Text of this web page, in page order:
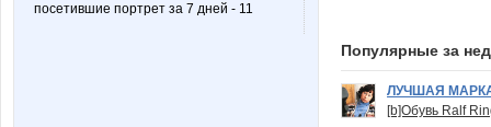
посетившие портрет за 7 дней - 11
Популярные за
ЛУЧШАЯ
[b]Обувь Ralf